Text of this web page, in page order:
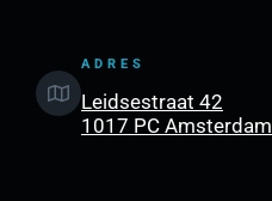
ADRES
Leidsestraat 42
1017 PC Amsterdam